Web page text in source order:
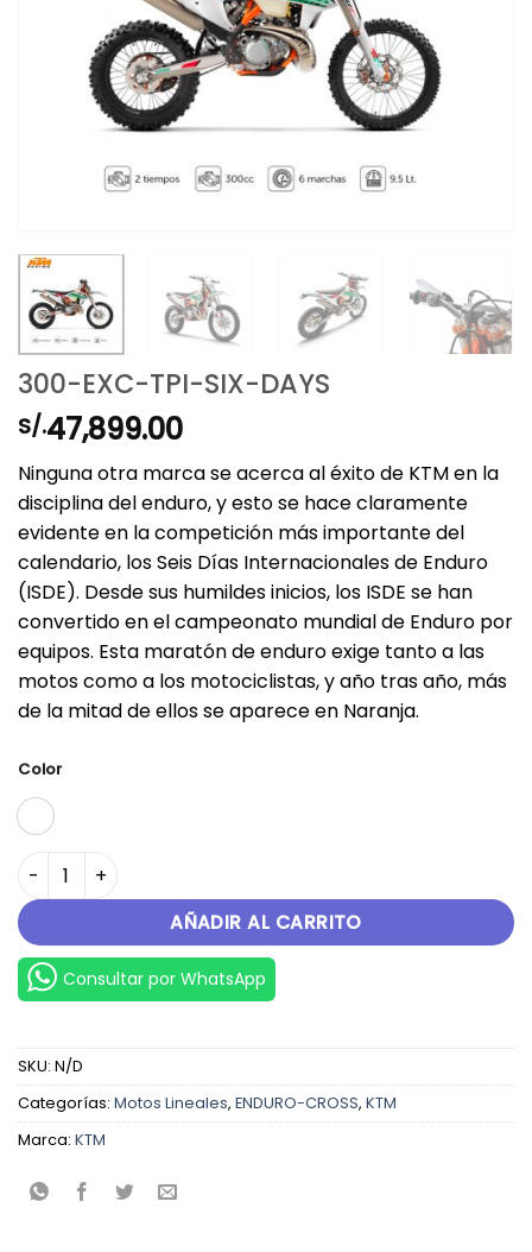
300-EXC-TPI-SIX-DAYS
S/.47,899.00
Ninguna otra marca se acerca al éxito de KTM en la
disciplina del enduro, y esto se hace claramente
evidente en la competición más importante del
calendario, los Seis Días Internacionales de Enduro
(ISDE). Desde sus humildes inicios, los ISDE se han
convertido en el campeonato mundial de Enduro por
equipos. Esta maratón de enduro exige tanto a las
motos como a los motociclistas, y año tras año, más
de la mitad de ellos se aparece en Naranja.
Color
300-EXC-TPI-SIX-DAYS cantidad
AÑADIR AL CARRITO
Consultar por WhatsApp
SKU: N/D
Categorías: Motos Lineales, ENDURO-CROSS, KTM
Marca: KTM